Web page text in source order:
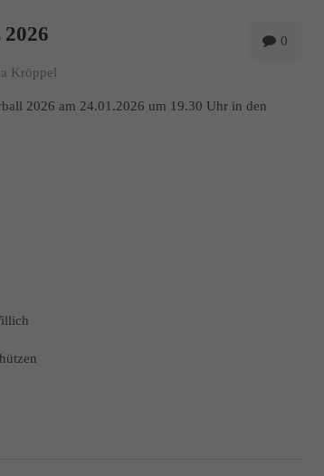
0
Kröppel
2026 am 24.01.2026 um 19.30 Uhr in den